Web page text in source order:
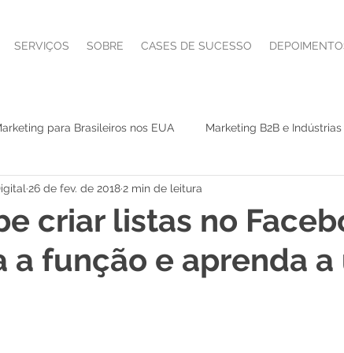
SERVIÇOS SOBRE CASES DE SUCESSO
para Brasileiros nos EUA Marketing B2B e Indústrias
Serviços B2B e Alto Valor Advisor e CMO as a Service
Lançamento de infoproduto Marketing Jurídico
criar listas no
a função e aprenda
26 de fev. de 2018 2 min de leitura